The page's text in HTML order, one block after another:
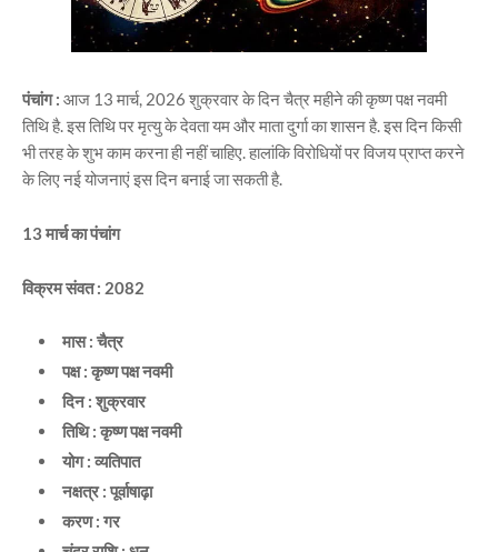
पंचांग : आज 13 मार्च, 2026 शुक्रवार के दिन चैत्र महीने की कृष्ण पक्ष नवमी
तिथि है. इस तिथि पर मृत्यु के देवता यम और माता दुर्गा का शासन है. इस दिन किसी
भी तरह के शुभ काम करना ही नहीं चाहिए. हालांकि विरोधियों पर विजय प्राप्त करने
के लिए नई योजनाएं इस दिन बनाई जा सकती है.
13 मार्च का पंचांग
विक्रम संवत : 2082
मास : चैत्र
पक्ष : कृष्ण पक्ष नवमी
दिन : शुक्रवार
तिथि : कृष्ण पक्ष नवमी
योग : व्यतिपात
नक्षत्र : पूर्वाषाढ़ा
करण : गर